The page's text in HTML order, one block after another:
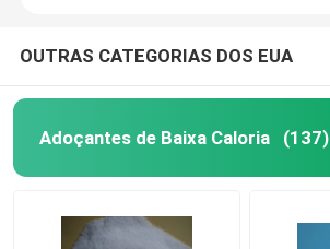
OUTRAS CATEGORIAS DOS EUA
Adoçantes de Baixa Caloria (137)